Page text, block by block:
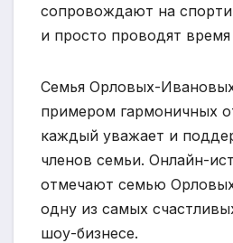
сопровождают на
и просто проводят
Семья Орловых-Ивановых
примером гармоничных
каждый уважает и
членов семьи. Онлайн-
отмечают семью
одну из самых
шоу-бизнесе.